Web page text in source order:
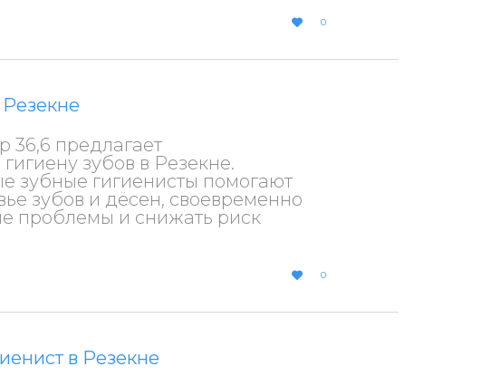

LOVE
IT
0
36,6 предлагает
зубов в Резекне.
зубные гигиенисты помогают
зубов и дёсен, своевременно
проблемы и снижать риск

LOVE
IT
0
в Резекне